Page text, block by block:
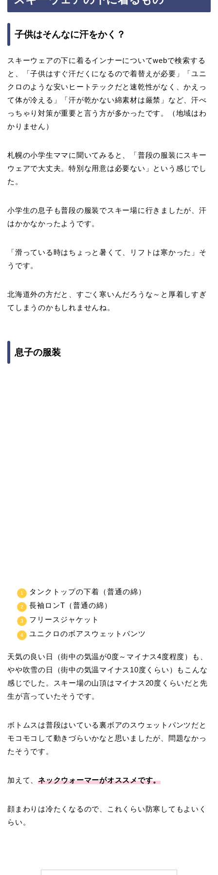
子供はそんなに汗をかく？
スキーウェアの下に着るインナーについてwebで検索する
と、「子供はすぐ汗だくになるので着替えが必要」「ユニ
クロのような安いヒートテックだと速乾性がなく、かえっ
て体が冷える」「汗が乾かない綿素材は厳禁」など、汗べ
っちゃり対策が重要と言う方が多かったです。（地域はわ
かりません）
札幌の小学生ママに聞いてみると、「普段の服装にスキー
ウェアで大丈夫。特別な用意は必要ない」という感じでし
た。
小学生の息子も普段の服装でスキー場に行きましたが、汗
はかかなかったようです。
「滑っている時はちょっと暑くて、リフトは寒かった」そ
うです。
北海道外の方だと、すごく寒いんだろうな～と厚着しすぎ
てしまうのかもしれませんね。
息子の服装
タンクトップの下着（普通の綿）
長袖ロンT（普通の綿）
フリースジャケット
ユニクロのボアスウェットパンツ
天気の良い日（街中の気温が0度～マイナス4度程度）も、
やや吹雪の日（街中の気温マイナス10度くらい）もこんな
感じでした。スキー場の山頂はマイナス20度くらいだと先
生が言っていたそうです。
ボトムスは普段はいている裏ボアのスウェットパンツだと
モコモコして動きづらいかなと思いましたが、問題なかっ
たそうです。
加えて、ネックウォーマーがオススメです。
顔まわりは冷たくなるので、これくらい防寒してもよいく
らい。